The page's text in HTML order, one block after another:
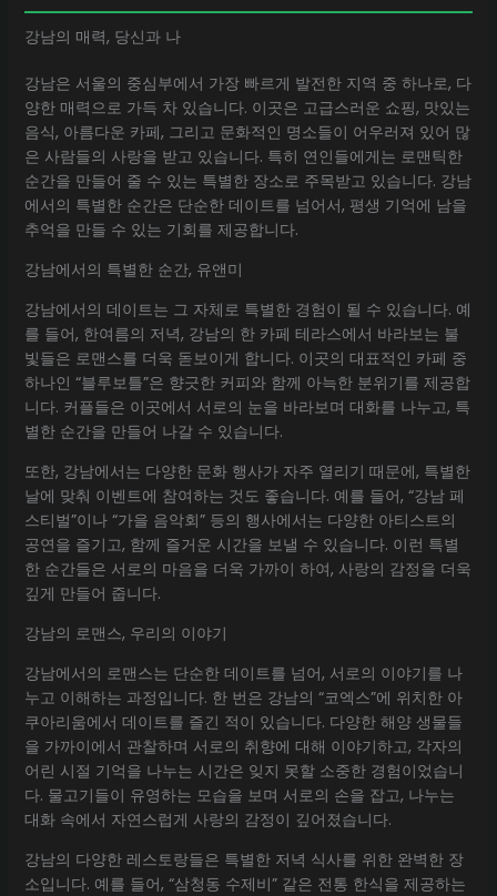
강남의 매력, 당신과 나
강남은 서울의 중심부에서 가장 빠르게 발전한 지역 중 하나로, 다
양한 매력으로 가득 차 있습니다. 이곳은 고급스러운 쇼핑, 맛있는
음식, 아름다운 카페, 그리고 문화적인 명소들이 어우러져 있어 많
은 사람들의 사랑을 받고 있습니다. 특히 연인들에게는 로맨틱한
순간을 만들어 줄 수 있는 특별한 장소로 주목받고 있습니다. 강남
에서의 특별한 순간은 단순한 데이트를 넘어서, 평생 기억에 남을
추억을 만들 수 있는 기회를 제공합니다.
강남에서의 특별한 순간, 유앤미
강남에서의 데이트는 그 자체로 특별한 경험이 될 수 있습니다. 예
를 들어, 한여름의 저녁, 강남의 한 카페 테라스에서 바라보는 불
빛들은 로맨스를 더욱 돋보이게 합니다. 이곳의 대표적인 카페 중
하나인 “블루보틀”은 향긋한 커피와 함께 아늑한 분위기를 제공합
니다. 커플들은 이곳에서 서로의 눈을 바라보며 대화를 나누고, 특
별한 순간을 만들어 나갈 수 있습니다.
또한, 강남에서는 다양한 문화 행사가 자주 열리기 때문에, 특별한
날에 맞춰 이벤트에 참여하는 것도 좋습니다. 예를 들어, “강남 페
스티벌”이나 “가을 음악회” 등의 행사에서는 다양한 아티스트의
공연을 즐기고, 함께 즐거운 시간을 보낼 수 있습니다. 이런 특별
한 순간들은 서로의 마음을 더욱 가까이 하여, 사랑의 감정을 더욱
깊게 만들어 줍니다.
강남의 로맨스, 우리의 이야기
강남에서의 로맨스는 단순한 데이트를 넘어, 서로의 이야기를 나
누고 이해하는 과정입니다. 한 번은 강남의 “코엑스”에 위치한 아
쿠아리움에서 데이트를 즐긴 적이 있습니다. 다양한 해양 생물들
을 가까이에서 관찰하며 서로의 취향에 대해 이야기하고, 각자의
어린 시절 기억을 나누는 시간은 잊지 못할 소중한 경험이었습니
다. 물고기들이 유영하는 모습을 보며 서로의 손을 잡고, 나누는
대화 속에서 자연스럽게 사랑의 감정이 깊어졌습니다.
강남의 다양한 레스토랑들은 특별한 저녁 식사를 위한 완벽한 장
소입니다. 예를 들어, “삼청동 수제비” 같은 전통 한식을 제공하는